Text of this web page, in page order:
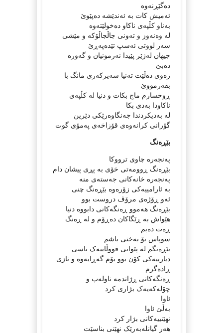
ده‌گێڕنه‌وه‌
ئه‌میش كات به‌ ئه‌ندێشه‌ ده‌پێوێ
به‌ناو كڵپه‌ی ناكاو ده‌خولێته‌وه‌
لە وه‌نه‌وز و ته‌ونی جاڵجاڵۆكه‌ و مێشی
سه‌ر لووتی ئه‌سپ تێدەپەڕێ
جیهان له‌ژێر پێیدا نه‌رمونیان و گه‌وره‌
ده‌بێ
زەوی دەڵێت تەنیا سەیرکەری مانگ با
بفەرمووێ
ڕوخسارم ماچ بکات و دنیا له‌ كڵپه‌ی
ناكاودا به‌دی بكا
له ‌به‌دیكردندا جه‌نگاوه‌رێكی دێرین
گۆرانی كرانه‌وه‌ی قۆزاخه‌ی په‌مۆی گوت
بێڕەنگ
پەنجەرە چاوی ترووکا
بێڕەنگ ڕوومەتی خۆی بە پڕی پیشان دام
پەنجەرە خانەکانی جەستەی منە
بە ئارامییەکی زۆرەوە بێڕەنگ چنی
ئەو ڕۆژەی مرۆڤ دروست بوو
بێڕەنگ هەموو ڕەنگەکانی دابووە دنیا
هێواش بە ڕێگاکان دەڕۆم و لە ڕەنگ
ڕەت دەبم
سوپاس بۆ بەختی باشم
بێڕەنگم لە پێوانی قووڵاییەک ناسی
دیارییەکی کۆن بوو بۆم گەڕایەوە و نازی
ڕادەگرم
ڕەنگەکانی ڕژاندمە ناولەپ و
چۆلەکەیەک بژاری کرد
ئاوا
بەڵێ ئاوا
نهێنییەکانی بژار کرد
هەر گیانلەبەرێک نهێنی بناسێت